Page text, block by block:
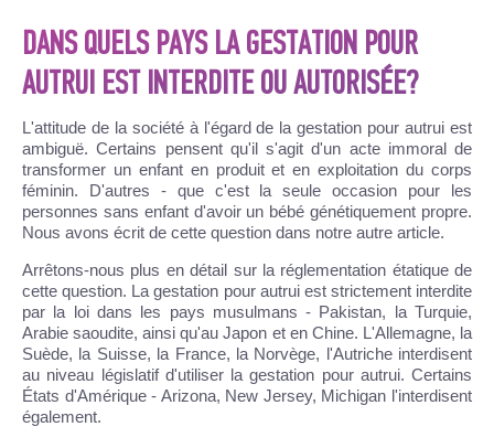
DANS QUELS PAYS LA GESTATION POUR
AUTRUI EST INTERDITE OU AUTORISÉE?
L'attitude de la société à l'égard de la gestation pour autrui est
ambiguë. Certains pensent qu'il s'agit d'un acte immoral de
transformer un enfant en produit et en exploitation du corps
féminin. D'autres - que c'est la seule occasion pour les
personnes sans enfant d'avoir un bébé génétiquement propre.
Nous avons écrit de cette question dans notre autre article.
Arrêtons-nous plus en détail sur la réglementation étatique de
cette question. La gestation pour autrui est strictement interdite
par la loi dans les pays musulmans - Pakistan, la Turquie,
Arabie saoudite, ainsi qu'au Japon et en Chine. L'Allemagne, la
Suède, la Suisse, la France, la Norvège, l'Autriche interdisent
au niveau législatif d'utiliser la gestation pour autrui. Certains
États d'Amérique - Arizona, New Jersey, Michigan l'interdisent
également.